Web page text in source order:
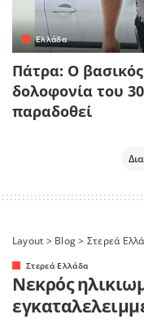
Ελλάδα
Πάτρα: Ο
δολοφονία του
παραδοθεί
Layout > Blog> Στερεά
Στερεά Ελλάδα
Νεκρός